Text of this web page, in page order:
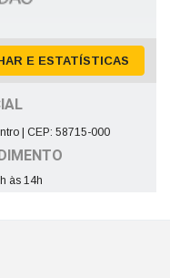
E ESTATÍSTICAS
| CEP: 58715-000
às 14h